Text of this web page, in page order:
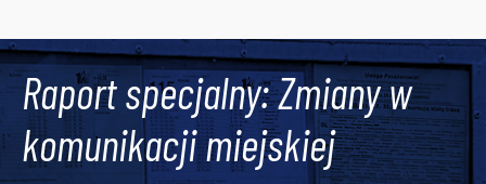
Raport specjalny: Zmiany w
komunikacji miejskiej